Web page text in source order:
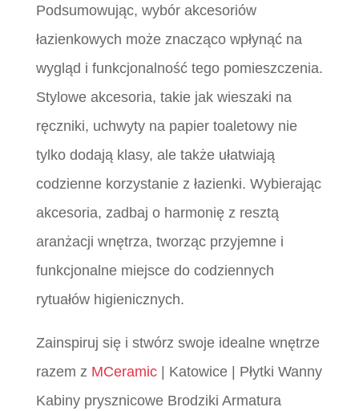
Podsumowując, wybór akcesoriów
łazienkowych może znacząco wpłynąć na
wygląd i funkcjonalność tego pomieszczenia.
Stylowe akcesoria, takie jak wieszaki na
ręczniki, uchwyty na papier toaletowy nie
tylko dodają klasy, ale także ułatwiają
codzienne korzystanie z łazienki. Wybierając
akcesoria, zadbaj o harmonię z resztą
aranżacji wnętrza, tworząc przyjemne i
funkcjonalne miejsce do codziennych
rytuałów higienicznych.
Zainspiruj się i stwórz swoje idealne wnętrze
razem z MCeramic| Katowice | Płytki Wanny
Kabiny prysznicowe Brodziki Armatura